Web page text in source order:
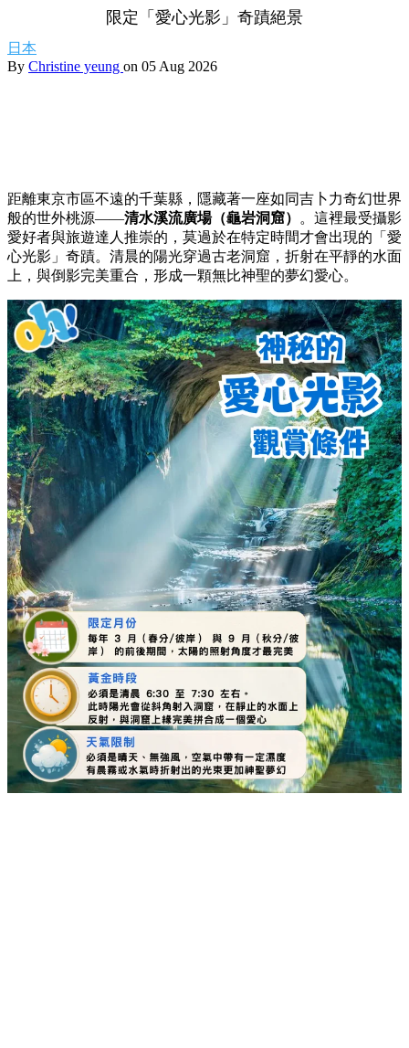
限定「愛心光影」奇蹟絕景
日本
By Christine yeung on 05 Aug 2026
距離東京市區不遠的千葉縣，隱藏著一座如同吉卜力奇幻世界
般的世外桃源——清水溪流廣場（龜岩洞窟）
。這裡最受攝影
愛好者與旅遊達人推崇的，莫過於在特定時間才會出現的「愛
心光影」奇蹟。清晨的陽光穿過古老洞窟，折射在平靜的水面
上，與倒影完美重合，形成一顆無比神聖的夢幻愛心。